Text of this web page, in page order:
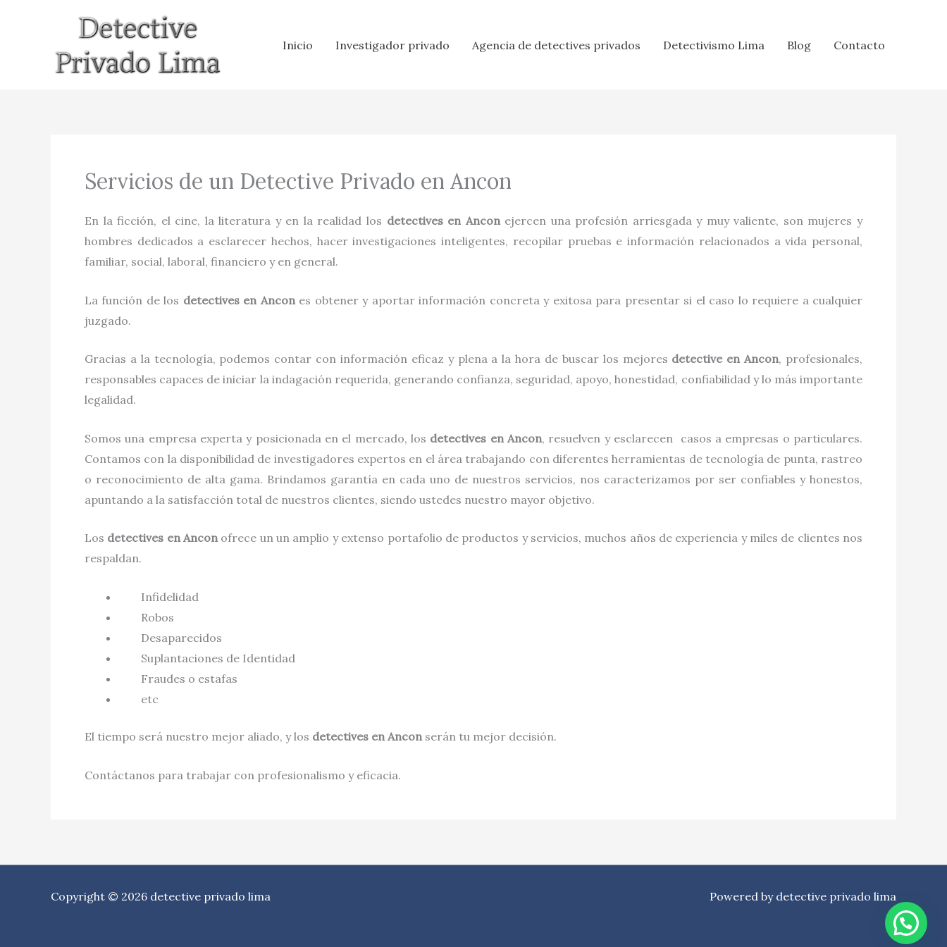
Inicio Investigador privado Agencia de detectives privados Detectivismo Lima Blog Contacto
Servicios de un Detective Privado en Ancon
En la ficción, el cine, la literatura y en la realidad los detectives en Ancon ejercen una profesión arriesgada y muy valiente, son mujeres y
hombres dedicados a esclarecer hechos, hacer investigaciones inteligentes, recopilar pruebas e información relacionados a vida personal,
familiar, social, laboral, financiero y en general.
La función de los detectives en Ancon es obtener y aportar información concreta y exitosa para presentar si el caso lo requiere a cualquier
juzgado.
Gracias a la tecnología, podemos contar con información eficaz y plena a la hora de buscar los mejores detective enAncon, profesionales,
responsables capaces de iniciar la indagación requerida, generando confianza, seguridad, apoyo, honestidad, confiabilidad y lo más importante
legalidad.
Somos una empresa experta y posicionada en el mercado, los detectives enAncon, resuelven y esclarecen casos a empresas o particulares.
Contamos con la disponibilidad de investigadores expertos en el área trabajando con diferentes herramientas de tecnología de punta, rastreo
o reconocimiento de alta gama. Brindamos garantía en cada uno de nuestros servicios, nos caracterizamos por ser confiables y honestos,
apuntando a la satisfacción total de nuestros clientes, siendo ustedes nuestro mayor objetivo.
Los detectives enAncon ofrece un un amplio y extenso portafolio de productos y servicios, muchos años de experiencia y miles de clientes nos
respaldan.
Infidelidad
Robos
Desaparecidos
Suplantaciones de Identidad
Fraudes o estafas
etc
El tiempo será nuestro mejor aliado, y los detectives en Ancon serán tu mejor decisión.
Contáctanos para trabajar con profesionalismo y eficacia.
Copyright © 2026 detective privado lima Powered by detective privado lima